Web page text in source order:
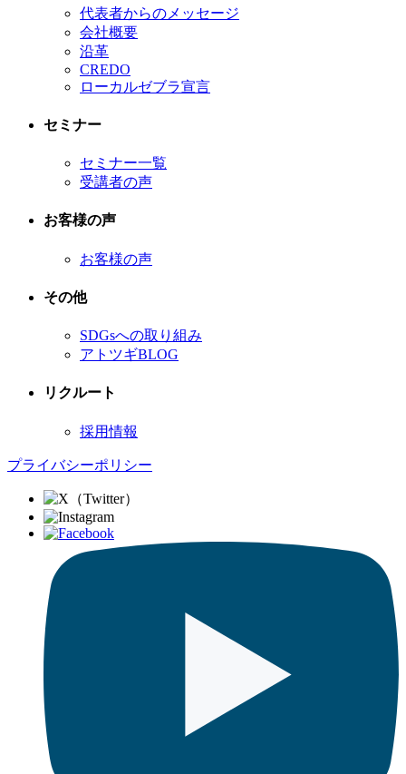
代表者からのメッセージ
会社概要
沿革
CREDO
ローカルゼブラ宣言
セミナー
セミナー一覧
受講者の声
お客様の声
お客様の声
その他
SDGsへの取り組み
アトツギBLOG
リクルート
採用情報
プライバシーポリシー